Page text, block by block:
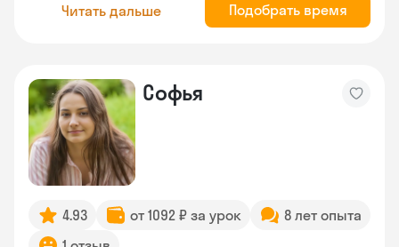
Читать дальше Подобрать время
Софья
4.93 от 1092 ₽ за урок
8 лет опыта